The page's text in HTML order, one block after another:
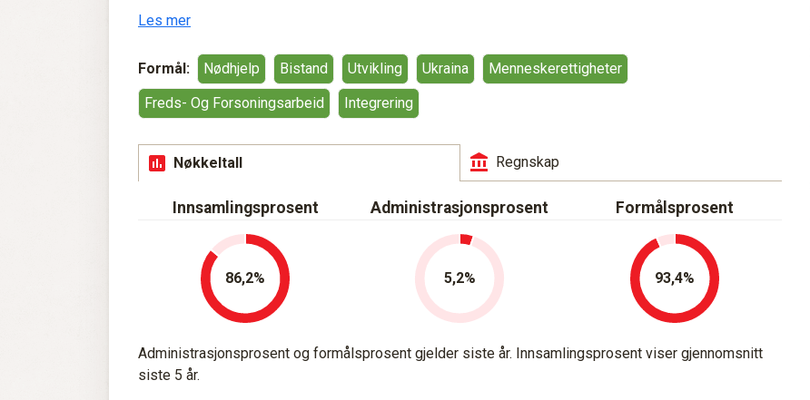
Les mer
Formål: Nødhjelp Bistand Utvikling Ukraina
Menneskerettigheter
Freds- Og Forsoningsarbeid
Integrering
Nøkkeltall Regnskap
Innsamlingsprosent
86,2
Administrasjonsprosent
5,2
Formålsprosent
93,4
Administrasjonsprosent og formålsprosent gjelder siste år. Innsamlingsprosent viser gjennomsnitt
siste 5 år.